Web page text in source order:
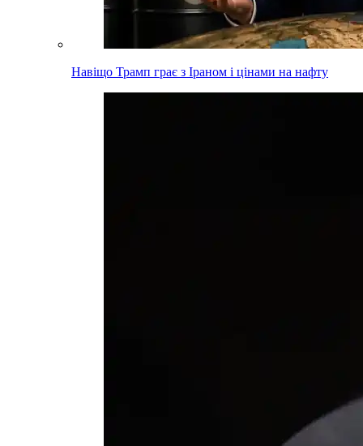
Навіщо Трамп грає з Іраном і цінами на нафту